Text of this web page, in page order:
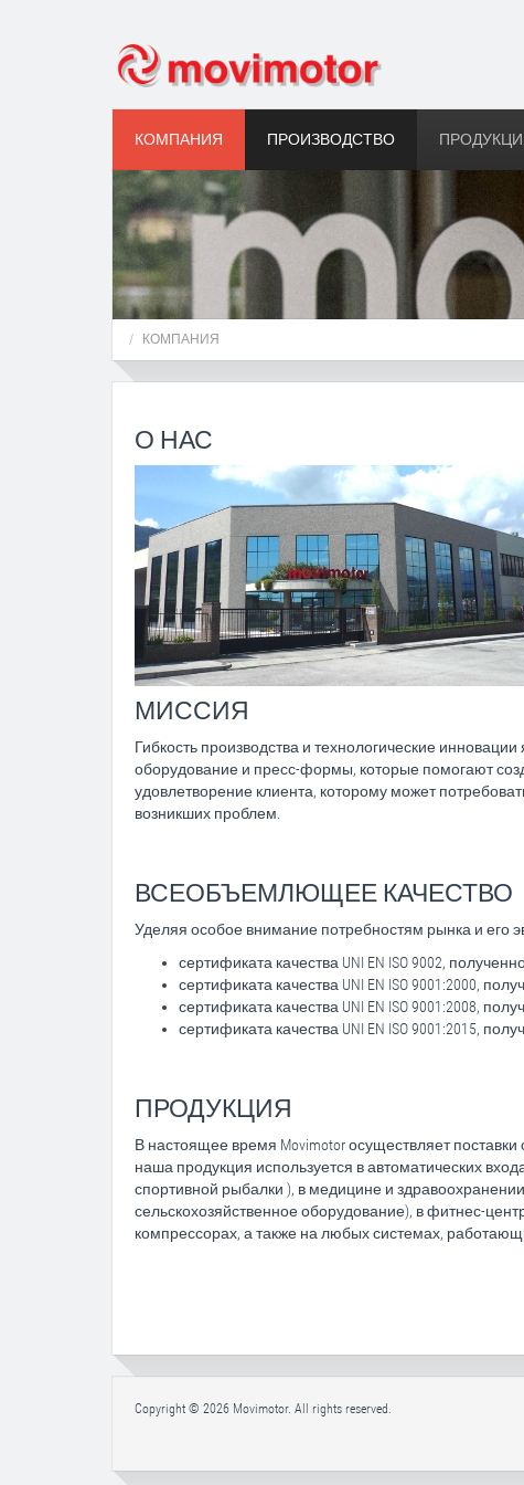
КОМПАНИЯ ПРОИЗВОДСТВО
КОМПАНИЯ
О НАС
МИССИЯ
Гибкость производства и технологические
оборудование и пресс-формы, которые помогают
удовлетворение клиента, которому может
возникших проблем.
ВСЕОБЪЕМЛЮЩЕЕ КАЧЕСТВО
Уделяя особое внимание потребностям рынка и его
сертификата качества UNI EN ISO 9002,
сертификата качества UNI EN ISO 9001:2000,
сертификата качества UNI EN ISO 9001:2008,
сертификата качества UNI EN ISO 9001:2015,
ПРОДУКЦИЯ
В настоящее время Movimotor осуществляет
наша продукция используется в автоматических
спортивной рыбалки ), в медицине и
сельскохозяйственное оборудование), в фитнес-
компрессорах, а также на любых системах,
Copyright © 2026 Movimotor. All rights reserved.